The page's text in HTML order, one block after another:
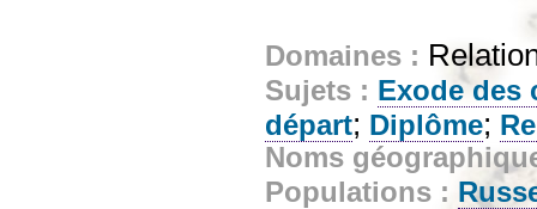
Domaines :
Sujets : Exode des
départ; Diplôme;
Noms
Populations :